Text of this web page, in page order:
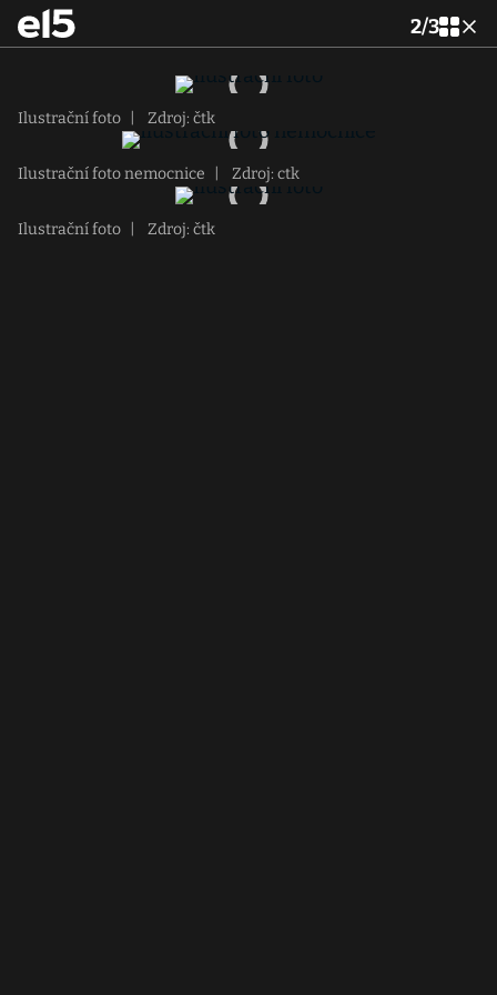
2/3
Ilustrační foto Zdroj: čtk
Ilustrační foto nemocnice Zdroj: ctk
Ilustrační foto Zdroj: čtk